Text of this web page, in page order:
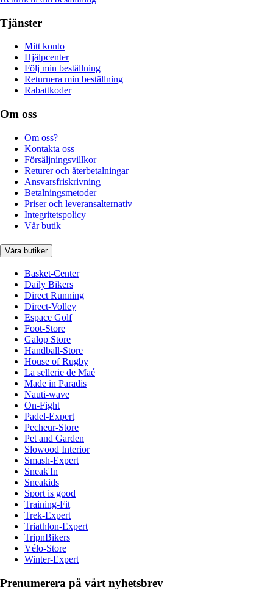
Tjänster
Mitt konto
Hjälpcenter
Följ min beställning
Returnera min beställning
Rabattkoder
Om oss
Om oss?
Kontakta oss
Försäljningsvillkor
Returer och återbetalningar
Ansvarsfriskrivning
Betalningsmetoder
Priser och leveransalternativ
Integritetspolicy
Vår butik
Våra butiker
Basket-Center
Daily Bikers
Direct Running
Direct-Volley
Espace Golf
Foot-Store
Galop Store
Handball-Store
House of Rugby
La sellerie de Maé
Made in Paradis
Nauti-wave
On-Fight
Padel-Expert
Pecheur-Store
Pet and Garden
Slowood Interior
Smash-Expert
Sneak'In
Sneakids
Sport is good
Training-Fit
Trek-Expert
Triathlon-Expert
TripnBikers
Vélo-Store
Winter-Expert
Prenumerera på vårt nyhetsbrev